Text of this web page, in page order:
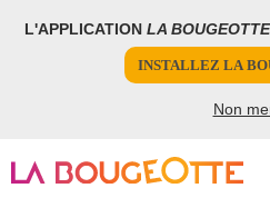
L'APPLICATION LA BOUGEOTTE
INSTALLEZ LA
Non
Votre inscription à la